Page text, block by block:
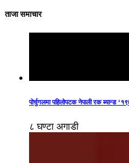
ताजा समाचार
पोर्चुगलमा पहिलोपटक नेपाली रक ब्यान्ड
८ घण्टा अगाडी